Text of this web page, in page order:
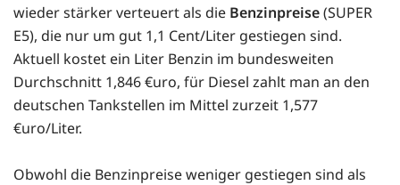
wieder stärker verteuert als die Benzinpreise(SUPER
E5), die nur um gut 1,1 Cent/Liter gestiegen sind.
Aktuell kostet ein Liter Benzin im bundesweiten
Durchschnitt 1,846 €uro, für Diesel zahlt man an den
deutschen Tankstellen im Mittel zurzeit 1,577
€uro/Liter.
Obwohl die Benzinpreise weniger gestiegen sind als